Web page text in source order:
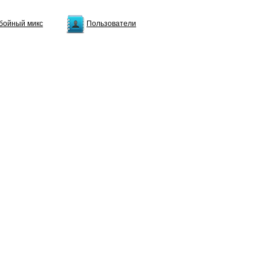
микс Пользователи